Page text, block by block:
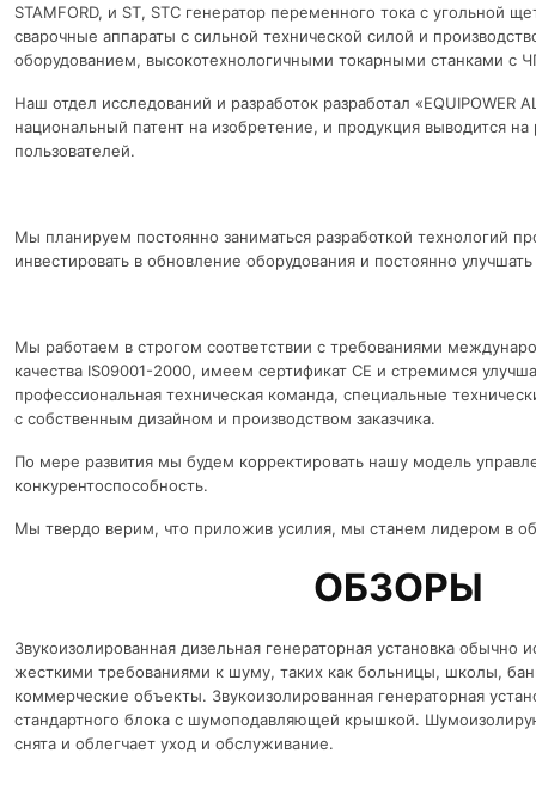
STAMFORD, и ST, STC генератор переменного тока с угольной
сварочные аппараты с сильной технической силой и
оборудованием, высокотехнологичными токарными станками с
Наш отдел исследований и разработок разработал «EQUIPOWER
национальный патент на изобретение, и продукция выводится
пользователей.
Мы планируем постоянно заниматься разработкой технологий
инвестировать в обновление оборудования и постоянно
Мы работаем в строгом соответствии с требованиями
качества IS09001-2000, имеем сертификат CE и стремимся
профессиональная техническая команда, специальные
с собственным дизайном и производством заказчика.
По мере развития мы будем корректировать нашу модель
конкурентоспособность.
Мы твердо верим, что приложив усилия, мы станем лидером в
ОБЗОРЫ
Звукоизолированная дизельная генераторная установка обычно
жесткими требованиями к шуму, таких как больницы, школы,
коммерческие объекты. Звукоизолированная генераторная
стандартного блока с шумоподавляющей крышкой.
снята и облегчает уход и обслуживание.